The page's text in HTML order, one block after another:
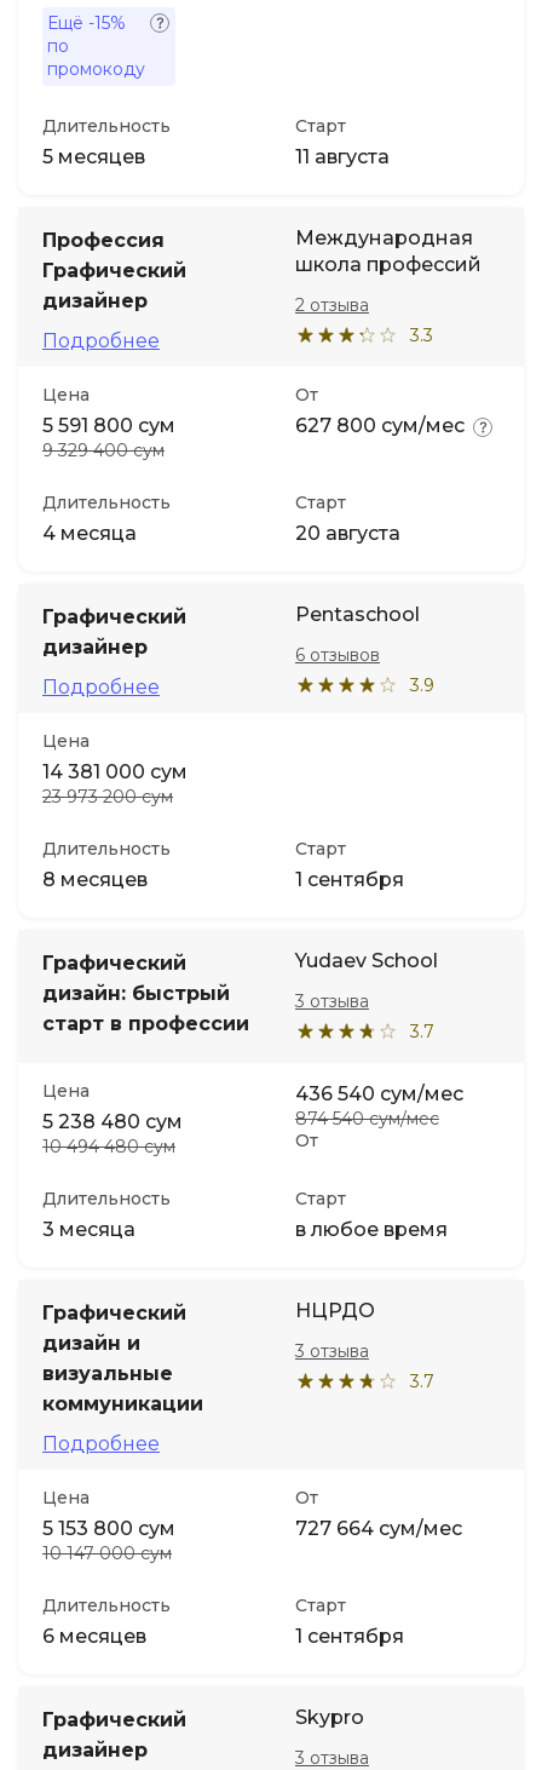
Ещё -15%
по
промокоду
Длительность
5 месяцев
Старт
11 августа
Профессия
Графический
дизайнер
Подробнее
Международная
школа профессий
3.3
2 отзыва
Цена
5 591 800 сум
9 329 400 сум
От
627 800 сум/мес
Длительность
4 месяца
Старт
20 августа
Графический
дизайнер
Подробнее
Pentaschool
3.9
6 отзывов
Цена
14 381 000 сум
23 973 200 сум
Длительность
8 месяцев
Старт
1 сентября
Графический
дизайн: быстрый
старт в профессии
Yudaev School
3.7
3 отзыва
Цена
5 238 480 сум
10 494 480 сум От
436 540 сум/мес
874 540 сум/мес
Длительность
3 месяца
Старт
в любое время
Графический
дизайн и
визуальные
коммуникации
Подробнее
НЦРДО
3.7
3 отзыва
Цена
5 153 800 сум
10 147 000 сум
От
727 664 сум/мес
Длительность
6 месяцев
Старт
1 сентября
Графический
дизайнер
Skypro
3 отзыва